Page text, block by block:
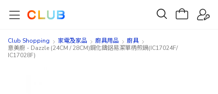
Club Shopping 家電及家品 廚具用品
廚具
意美廚 - Dazzle (24CM / 28CM)鋼化鑄鋁易潔單柄煎鍋(IC17024F/
IC17028F)